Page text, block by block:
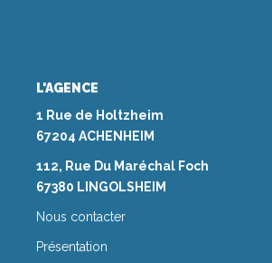
ESPACE BAILLEURS
ESPACE VENDEUR
L'AGENCE
1 Rue de Holtzheim
67204 ACHENHEIM
112, Rue Du Maréchal Foch
67380 LINGOLSHEIM
Nous contacter
Présentation